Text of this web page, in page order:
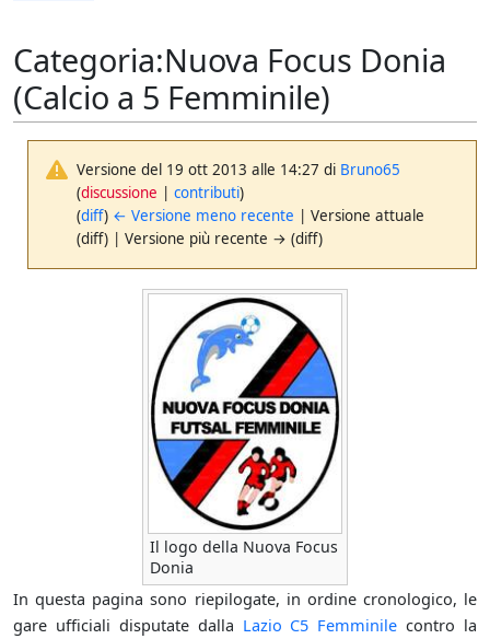
Categoria:Nuova Focus Donia
(Calcio a 5 Femminile)
Versione del 19 ott 2013 alle 14:27 di Bruno65
(discussione |contributi)
(diff) ← Versione meno recente | Versione attuale
(diff) | Versione più recente → (diff)
Il logo della Nuova Focus
Donia
In questa pagina sono riepilogate, in ordine cronologico, le
gare ufficiali disputate dalla Lazio C5 Femminile contro la